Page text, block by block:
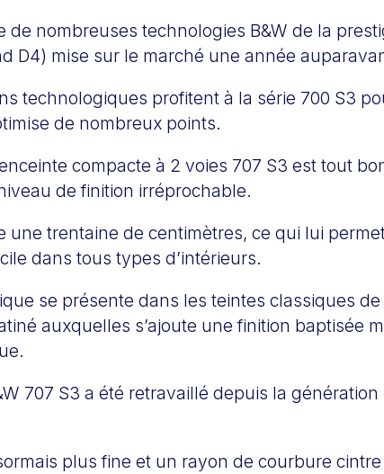
de nombreuses technologies B&W de la
D4) mise sur le marché une année
technologiques profitent à la série 700 S3
de nombreux points.
compacte à 2 voies 707 S3 est tout
de finition irréprochable.
une trentaine de centimètres, ce qui lui
dans tous types d’intérieurs.
se présente dans les teintes classiques
auxquelles s’ajoute une finition baptisée
707 S3 a été retravaillé depuis la
plus fine et un rayon de courbure